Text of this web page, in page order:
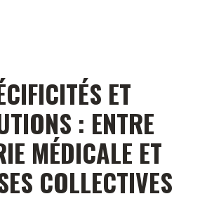
ET
: ENTRE
MÉDICALE ET
COLLECTIVES